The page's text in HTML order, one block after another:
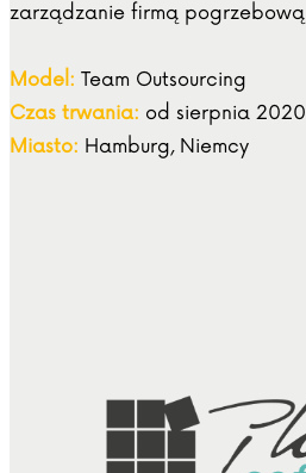
zarządzanie firmą pogrzebową
Model: Team Outsourcing
Czas trwania: od sierpnia 2020
Miasto: Hamburg, Niemcy